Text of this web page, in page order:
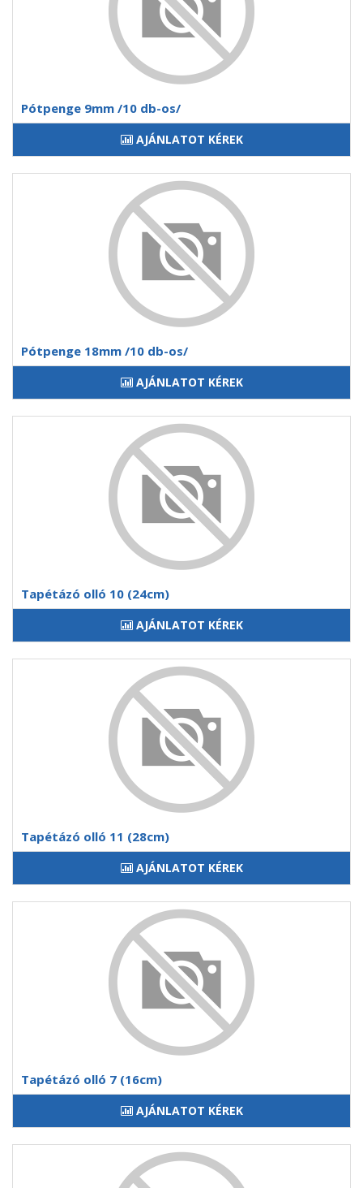
Pótpenge 9mm /10 db-os/
AJÁNLATOT KÉREK
Pótpenge 18mm /10 db-os/
AJÁNLATOT KÉREK
Tapétázó olló 10 (24cm)
AJÁNLATOT KÉREK
Tapétázó olló 11 (28cm)
AJÁNLATOT KÉREK
Tapétázó olló 7 (16cm)
AJÁNLATOT KÉREK